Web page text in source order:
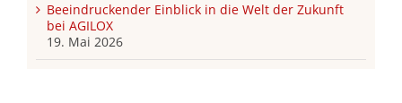
Beeindruckender Einblick in die Welt der Zukunft
bei AGILOX
19. Mai 2026